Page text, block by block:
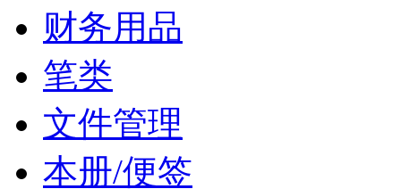
财务用品
笔类
文件管理
本册/便签